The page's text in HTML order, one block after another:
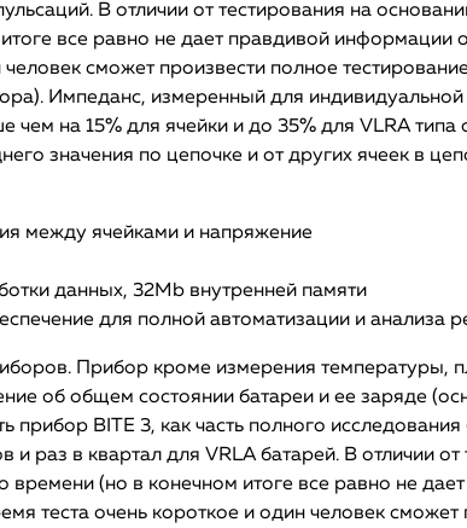
В отличии от тестирования на
все равно не дает правдивой информации
сможет произвести полное
Импеданс, измеренный для
на 15% для ячейки и до 35% для VLRA типа
значения по цепочке и от других ячеек в
между ячейками и напряжение
данных, 32Mb внутренней памяти
для полной автоматизации и анализа
Прибор кроме измерения температуры,
об общем состоянии батареи и ее заряде
BITE 3, как часть полного
раз в квартал для VRLA батарей. В отличии
(но в конечном итоге все равно не
теста очень короткое и один человек